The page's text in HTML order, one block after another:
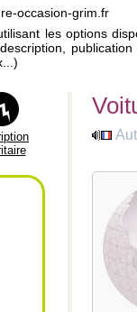
occasion-grim.fr
les options